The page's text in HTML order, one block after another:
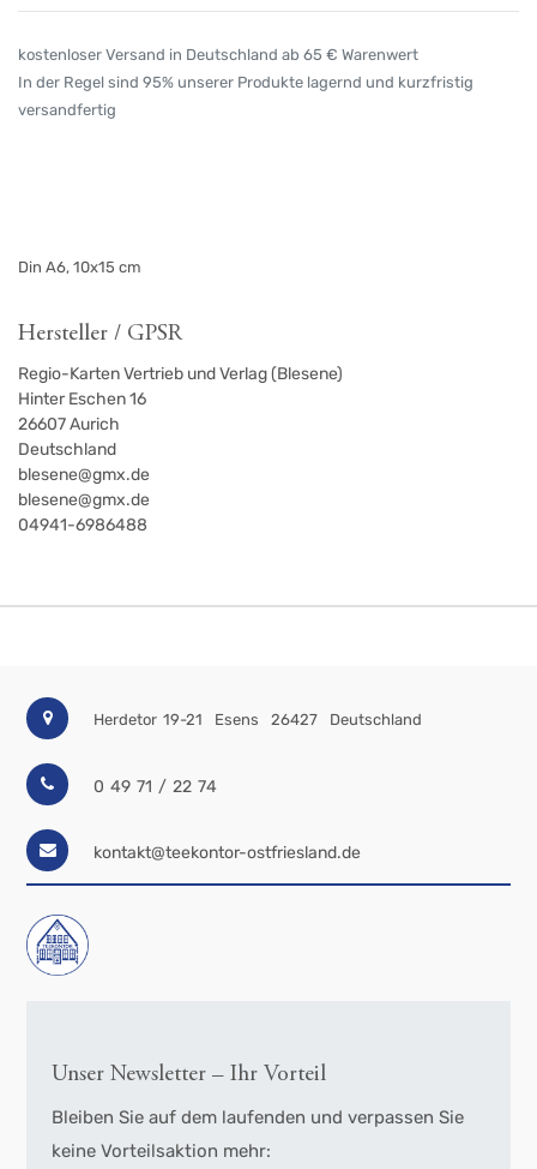
kostenloser Versand in Deutschland ab 65 € Warenwert
In der Regel sind 95% unserer Produkte lagernd und kurzfristig
versandfertig
Din A6, 10x15 cm
Hersteller / GPSR
Regio-Karten Vertrieb und Verlag (Blesene)
Hinter Eschen 16
26607Aurich
Deutschland
blesene@gmx.de
blesene@gmx.de
04941-6986488
Herdetor 19-21 Esens 26427 Deutschland
0 49 71 / 22 74
kontakt@teekontor-ostfriesland.de
Unser Newsletter – Ihr Vorteil
Bleiben Sie auf dem laufenden und verpassen Sie
keine Vorteilsaktion mehr: